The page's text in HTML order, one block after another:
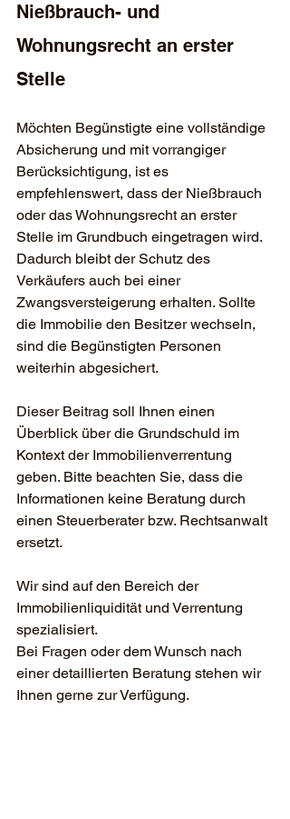
Nießbrauch- und
Wohnungsrecht an erster
Stelle
Möchten Begünstigte eine vollständige
Absicherung und mit vorrangiger
Berücksichtigung, ist es
empfehlenswert, dass der Nießbrauch
oder das Wohnungsrecht an erster
Stelle im Grundbuch eingetragen wird.
Dadurch bleibt der Schutz des
Verkäufers auch bei einer
Zwangsversteigerung erhalten. Sollte
die Immobilie den Besitzer wechseln,
sind die Begünstigten Personen
weiterhin abgesichert.
Dieser Beitrag soll Ihnen einen
Überblick über die Grundschuld im
Kontext der Immobilienverrentung
geben. Bitte beachten Sie, dass die
Informationen keine Beratung durch
einen Steuerberater bzw. Rechtsanwalt
ersetzt.
Wir sind auf den Bereich der
Immobilienliquidität und Verrentung
spezialisiert.
Bei Fragen oder dem Wunsch nach
einer detaillierten Beratung stehen wir
Ihnen gerne zur Verfügung.